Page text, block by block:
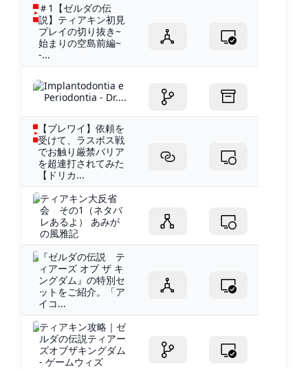
＃1【ゼルダの伝
説】ティアキン初見
プレイの切り抜き~
始まりの空島前編~
-...
Implantodontia e
Periodontia - Dr....
【ブレワイ】依頼を
受けて、ラスボス戦
でお触り厳禁バリア
を超連打されてみた
【ドリカ...
ティアキン大反省
会 その1（ネタバ
レあるよ） あみが
の風雅記
『ゼルダの伝説 テ
ィアーズ オブ ザ キ
ングダム』の特別セ
ットをご紹介。「ア
イコ...
ティアキン攻略｜ゼ
ルダの伝説ティアー
ズオブザキングダム
- ゲームウィズ